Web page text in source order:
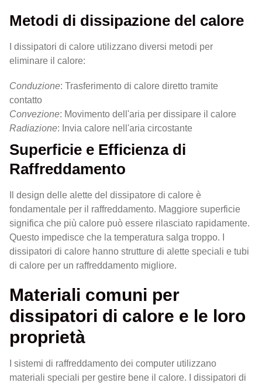
Metodi di dissipazione del calore
I dissipatori di calore utilizzano diversi metodi per
eliminare il calore:
Conduzione: Trasferimento di calore diretto tramite
contatto
Convezione: Movimento dell'aria per dissipare il calore
Radiazione: Invia calore nell'aria circostante
Superficie e Efficienza di
Raffreddamento
Il design delle alette del dissipatore di calore è
fondamentale per il raffreddamento. Maggiore superficie
significa che più calore può essere rilasciato rapidamente.
Questo impedisce che la temperatura salga troppo. I
dissipatori di calore hanno strutture di alette speciali e tubi
di calore per un raffreddamento migliore.
Materiali comuni per
dissipatori di calore e le loro
proprietà
I sistemi di raffreddamento dei computer utilizzano
materiali speciali per gestire bene il calore. I dissipatori di